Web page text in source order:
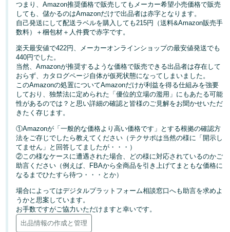
日
本
語
한
국
어
-
KR
日
本
語
-
JP
English
- JP
ロ
グ
イ
ン
さ
っ
そ
く
始
め
つまり、Amazon推奨価格で販売してもメーカー希望小売価格で販売
しても、儲かるのはAmazonだけで出品者は赤字となります。
自己発送にして配送ラベルを購入しても215円（送料&Amazon販売手
数料）＋梱包材＋人件費で赤字です。
楽天最安値で422円、メーカーオンラインショップの最安値発送でも
440円でした。
当然、Amazonが推奨するような価格で販売できる出品者は存在して
おらず、カタログページ自体が仮死状態になってしまいました。
このAmazonの処置についてAmazonだけが利益を得る仕組みを強要
しており、独禁法に定められた「優位的立場の濫用」にもあたる可能
性があるのでは？と思い詳細の確認と皆様のご見解をお聞かせいただ
きたく存じます。
①Amazonが「一般的な価格より高い価格です」とする根拠の確認方
法をご存じでしたら教えてください（テクサポは当然の様に「開示し
てません」と回答してましたが・・・）
②この様なケースに遭遇された場合、どの様に対応されているのかご
助言ください（例えば、FBAから全商品を引き上げてまともな価格に
なるまでひたすら待つ・・・とか）
場合によってはデジタルプラットフォーム相談窓口へも助言を求めよ
うかと思案しています。
お手数ですがご協力いただけますと幸いです。
出品情報の作成と管理